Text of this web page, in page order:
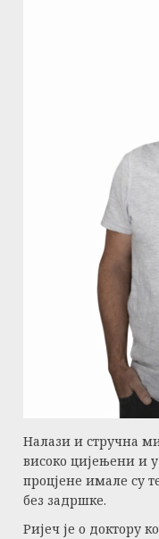
Налази и стручна
високо цијењени и
процјене имале су
без задршке.
Ријеч је о доктору